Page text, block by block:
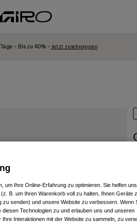
- Bis zu 40% - Jetzt zuschnappen
um Ihre Online-Erfahrung zu optimieren. Sie helfen
B. um Ihren Warenkorb voll zu halten, Ihnen Geräte
senden) und unsere Website zu verbessern. Wenn
diesen Technologien zu und erlauben uns und unseren
Interaktionen mit der Website zu sammeln, zu